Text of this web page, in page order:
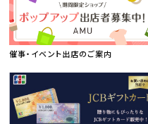
催事・イベント出店のご案内